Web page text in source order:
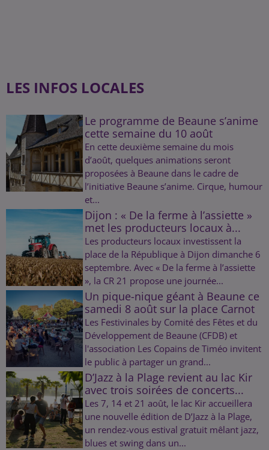
LES INFOS LOCALES
Le programme de Beaune s’anime
cette semaine du 10 août
En cette deuxième semaine du mois
d’août, quelques animations seront
proposées à Beaune dans le cadre de
l’initiative Beaune s’anime. Cirque, humour
et...
Dijon : « De la ferme à l’assiette »
met les producteurs locaux à...
Les producteurs locaux investissent la
place de la République à Dijon dimanche 6
septembre. Avec « De la ferme à l’assiette
», la CR 21 propose une journée...
Un pique-nique géant à Beaune ce
samedi 8 août sur la place Carnot
Les Festivinales by Comité des Fêtes et du
Développement de Beaune (CFDB) et
l'association Les Copains de Timéo invitent
le public à partager un grand...
D’Jazz à la Plage revient au lac Kir
avec trois soirées de concerts...
Les 7, 14 et 21 août, le lac Kir accueillera
une nouvelle édition de D’Jazz à la Plage,
un rendez-vous estival gratuit mêlant jazz,
blues et swing dans un...